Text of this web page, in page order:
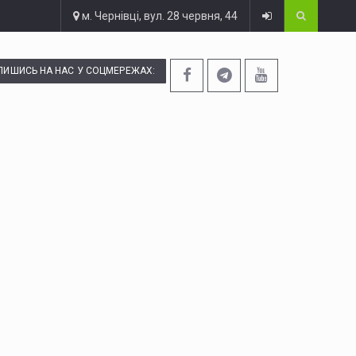
м. Чернівці, вул. 28 червня, 44
НА НАС У СОЦМЕРЕЖАХ: